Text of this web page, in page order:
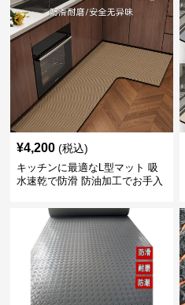
¥4,200 (税込)
キッチンに最適なL型マット 吸
水速乾で防滑 防油加工でお手入